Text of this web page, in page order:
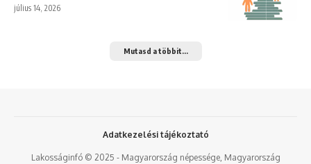
július 14, 2026
Mutasd a többit...
Lakosságinfó © 2025 - Magyarország népessége, Magyarország
Adatkezelési tájékoztató